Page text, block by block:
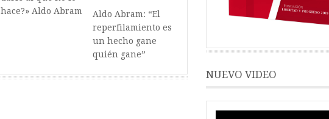
hace?» Aldo Abram
Aldo Abram: “El
reperfilamiento es
un hecho gane
quién gane”
NUEVO VIDEO